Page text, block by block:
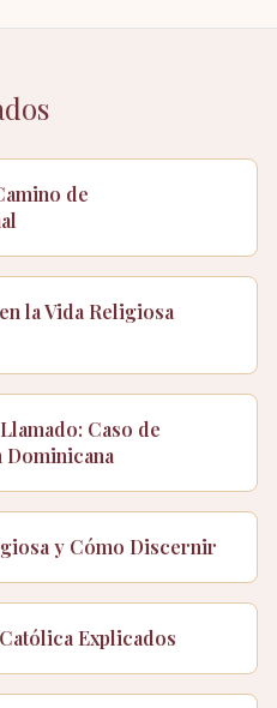
de
la Vida Religiosa
Caso de
Dominicana
y Cómo Discernir
Explicados